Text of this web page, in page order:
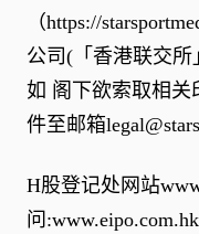
（https://
公司(「香港联交所
如 阁下欲索取相关
件至邮箱
H股登记处网站
问: